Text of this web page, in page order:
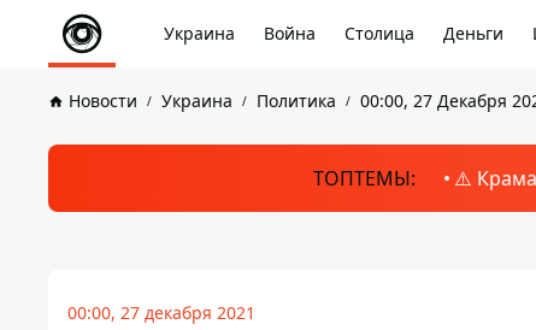
Украина Война Столица Деньги
Новости Украина Политика 00:00, 27 Декабря
ТОПТЕМЫ: ⚠️
00:00, 27 декабря 2021